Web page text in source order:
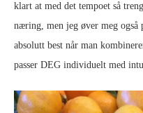
klart at med det tempoet så
næring, men jeg øver meg
absolutt best når man
passer DEG individuelt med